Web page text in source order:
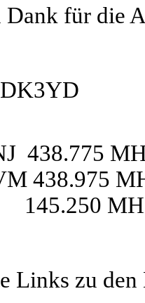
Dank für die
438.775
438.975
Links zu